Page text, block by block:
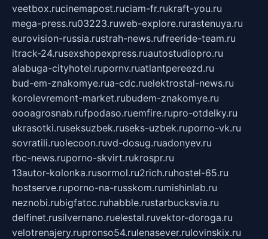
veetbox.rucinemapost.ruciam-fr.rukraft-you.ru
mega-press.ru03223.ruweb-explore.rurastenuya.ru
eurovision-russia.rustrah-news.rufreeride-team.ru
itrack-24.rusexshopexpress.ruautostudiopro.ru
alabuga-cityhotel.rupornv.ruatlantpereezd.ru
bud-em-znakomye.rua-cdc.ruelektrostal-news.ru
korolevremont-market.rubudem-znakomye.ru
oooagrosnab.rufpodaso.ruemfire.rupro-otdelky.ru
ukrasotki.ruseksuzbek.ruseks-uzbek.ruporno-vk.ru
sovratili.ruolecoon.ruvd-dosug.ruadonyev.ru
rbc-news.ruporno-skvirt.rukrospr.ru
13autor-kolonka.rusormol.ru2rich.ruhostel-65.ru
hostserve.ruporno-na-russkom.rumishinlab.ru
neznobi.rubigfatcc.ruhabble.rustarbucksvia.ru
delfinet.rusilvernano.ruelestal.ruvektor-doroga.ru
velotrenajery.rupronso54.rulenasever.rulovinskix.ru